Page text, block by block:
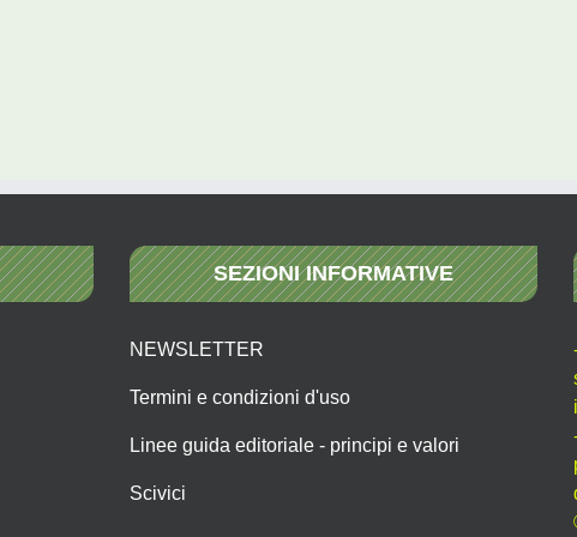
SEZIONI INFORMATIVE
NEWSLETTER
Termini e condizioni d'uso
Linee guida editoriale - principi e valori
Scivici